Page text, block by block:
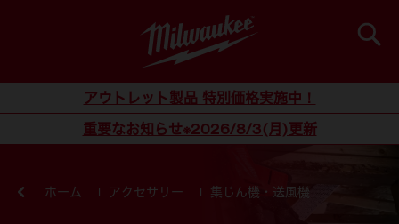
検索
コンテンツにスキップアウトレット製品 特別価格実施中！
重要なお知らせ※2026/8/3(月)更新
ホーム アクセサリー 集じん機・送風機